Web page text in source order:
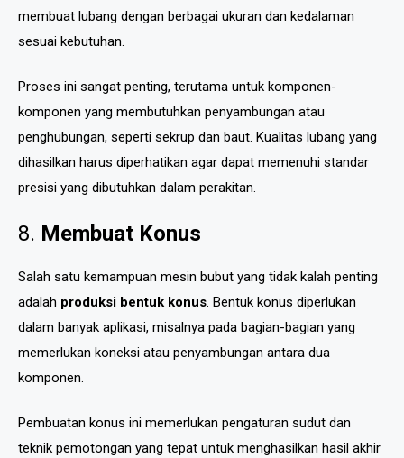
membuat lubang dengan berbagai ukuran dan kedalaman
sesuai kebutuhan.
Proses ini sangat penting, terutama untuk komponen-
komponen yang membutuhkan penyambungan atau
penghubungan, seperti sekrup dan baut. Kualitas lubang yang
dihasilkan harus diperhatikan agar dapat memenuhi standar
presisi yang dibutuhkan dalam perakitan.
8. Membuat Konus
Salah satu kemampuan mesin bubut yang tidak kalah penting
adalah produksi bentuk konus. Bentuk konus diperlukan
dalam banyak aplikasi, misalnya pada bagian-bagian yang
memerlukan koneksi atau penyambungan antara dua
komponen.
Pembuatan konus ini memerlukan pengaturan sudut dan
teknik pemotongan yang tepat untuk menghasilkan hasil akhir